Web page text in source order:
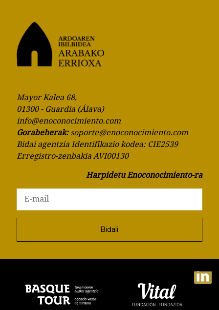
Mayor Kalea 68,
01300 - Guardia (Álava)
info@enoconocimiento.com
Gorabeherak: soporte@enoconocimiento.com
Bidai agentzia Identifikazio kodea: CIE2539
Erregistro-zenbakia AVI00130
Harpidetu Enoconocimiento-ra